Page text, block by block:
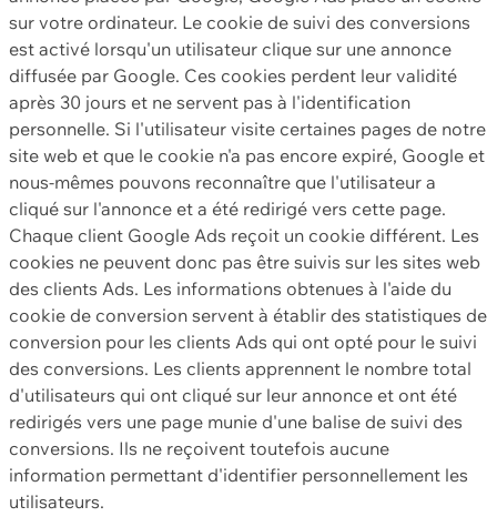
sur votre ordinateur. Le cookie de suivi des conversions
est activé lorsqu'un utilisateur clique sur une annonce
diffusée par Google. Ces cookies perdent leur validité
après 30 jours et ne servent pas à l'identification
personnelle. Si l'utilisateur visite certaines pages de notre
site web et que le cookie n'a pas encore expiré, Google et
nous-mêmes pouvons reconnaître que l'utilisateur a
cliqué sur l'annonce et a été redirigé vers cette page.
Chaque client Google Ads reçoit un cookie différent. Les
cookies ne peuvent donc pas être suivis sur les sites web
des clients Ads. Les informations obtenues à l'aide du
cookie de conversion servent à établir des statistiques de
conversion pour les clients Ads qui ont opté pour le suivi
des conversions. Les clients apprennent le nombre total
d'utilisateurs qui ont cliqué sur leur annonce et ont été
redirigés vers une page munie d'une balise de suivi des
conversions. Ils ne reçoivent toutefois aucune
information permettant d'identifier personnellement les
utilisateurs.